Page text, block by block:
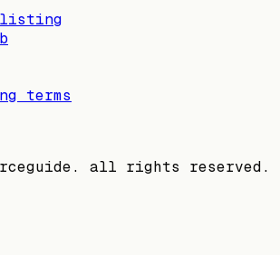
listing
terms
all rights reserved.